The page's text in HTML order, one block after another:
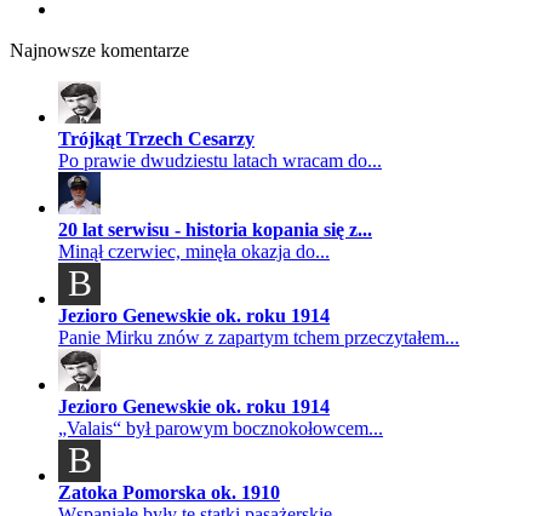
Najnowsze komentarze
Trójkąt Trzech Cesarzy
Po prawie dwudziestu latach wracam do...
20 lat serwisu - historia kopania się z...
Minął czerwiec, minęła okazja do...
B
Jezioro Genewskie ok. roku 1914
Panie Mirku znów z zapartym tchem przeczytałem...
Jezioro Genewskie ok. roku 1914
„Valais“ był parowym bocznokołowcem...
B
Zatoka Pomorska ok. 1910